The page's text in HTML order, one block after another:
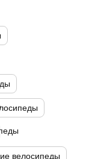
велосипеды